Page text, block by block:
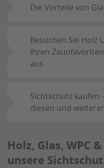
Die Vorteile von
Besuchen Sie Holz
Ihren
aus
Sichtschutz kaufen
diesen und
Holz, Glas, WPC
unsere